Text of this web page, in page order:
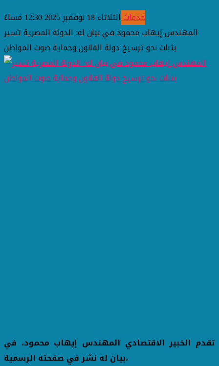
خدماتالثلاثاء 18 نوفمبر 2025 12:30 مساءً
المهندس إيهاب محمود في بيان له: الدولة المصرية تسير
بثبات نحو ترسيخ دولة القانون وحماية صوت المواطن
تقدم الخبير الاقتصادي المهندس إيهاب محمود، في
بيان له نشر في صفحته الرسمية،